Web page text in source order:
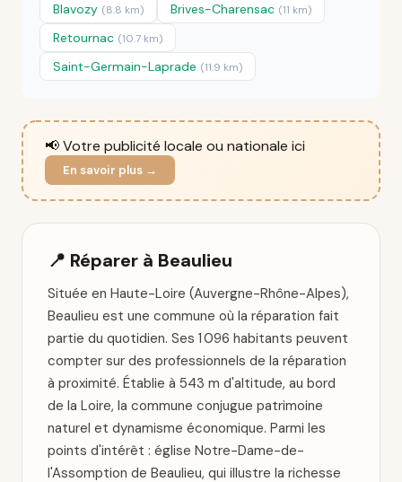
Blavozy (8.8 km) Brives-Charensac (11 km)
Retournac (10.7 km)
Saint-Germain-Laprade (11.9 km)
📢 Votre publicité locale ou nationale ici
En savoir plus →
📍 Réparer à Beaulieu
Située en Haute-Loire (Auvergne-Rhône-Alpes),
Beaulieu est une commune où la réparation fait
partie du quotidien. Ses 1 096 habitants peuvent
compter sur des professionnels de la réparation
à proximité. Établie à 543 m d'altitude, au bord
de la Loire, la commune conjugue patrimoine
naturel et dynamisme économique. Parmi les
points d'intérêt : église Notre-Dame-de-
l'Assomption de Beaulieu, qui illustre la richesse